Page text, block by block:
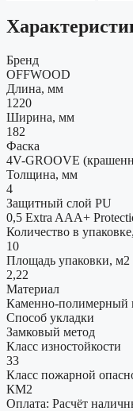
Бренд
OFFWOOD
Длина, мм
1220
Ширина, мм
182
Фаска
4V-GROOVE
Толщина, мм
4
Защитный слой PU
0,5 Extra AAA+
Количество в
10
Площадь упаковки, м2
2,22
Материал
Каменно-полимерный
Способ укладки
Замковый метод
Класс изностойкости
33
Класс пожарной
КМ2
Оплата: Расчёт